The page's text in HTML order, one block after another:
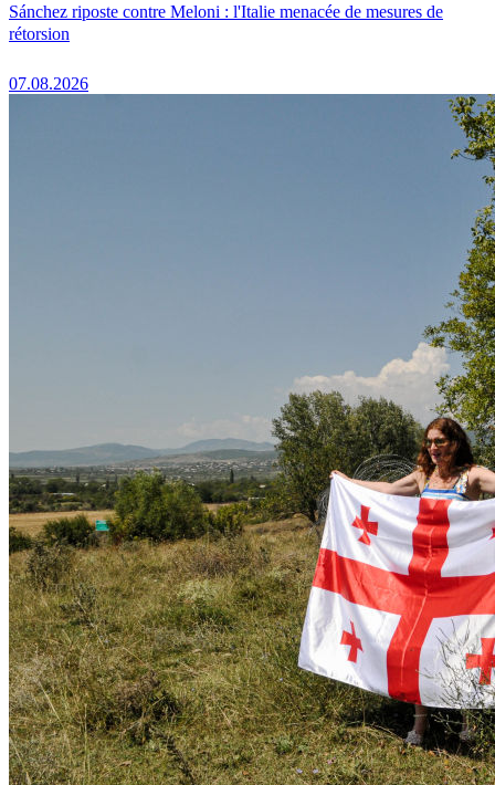
Sánchez riposte contre Meloni : l'Italie menacée de mesures de
rétorsion
07.08.2026